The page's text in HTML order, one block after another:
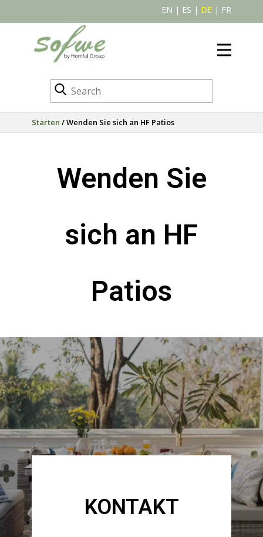
EN | ES | DE | FR
Starten / Wenden Sie sich an HF Patios
Wenden Sie
sich an HF
Patios
KONTAKT